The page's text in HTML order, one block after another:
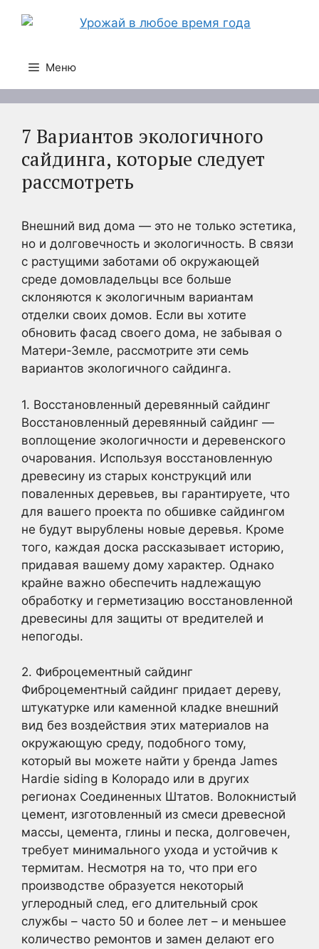
Меню
7 Вариантов экологичного
сайдинга, которые следует
рассмотреть
Внешний вид дома — это не только эстетика,
но и долговечность и экологичность. В связи
с растущими заботами об окружающей
среде домовладельцы все больше
склоняются к экологичным вариантам
отделки своих домов. Если вы хотите
обновить фасад своего дома, не забывая о
Матери-Земле, рассмотрите эти семь
вариантов экологичного сайдинга.
1. Восстановленный деревянный сайдинг
Восстановленный деревянный сайдинг —
воплощение экологичности и деревенского
очарования. Используя восстановленную
древесину из старых конструкций или
поваленных деревьев, вы гарантируете, что
для вашего проекта по обшивке сайдингом
не будут вырублены новые деревья. Кроме
того, каждая доска рассказывает историю,
придавая вашему дому характер. Однако
крайне важно обеспечить надлежащую
обработку и герметизацию восстановленной
древесины для защиты от вредителей и
непогоды.
2. Фиброцементный сайдинг
Фиброцементный сайдинг придает дереву,
штукатурке или каменной кладке внешний
вид без воздействия этих материалов на
окружающую среду, подобного тому,
который вы можете найти у бренда James
Hardie siding в Колорадо или в других
регионах Соединенных Штатов. Волокнистый
цемент, изготовленный из смеси древесной
массы, цемента, глины и песка, долговечен,
требует минимального ухода и устойчив к
термитам. Несмотря на то, что при его
производстве образуется некоторый
углеродный след, его длительный срок
службы – часто 50 и более лет – и меньшее
количество ремонтов и замен делают его